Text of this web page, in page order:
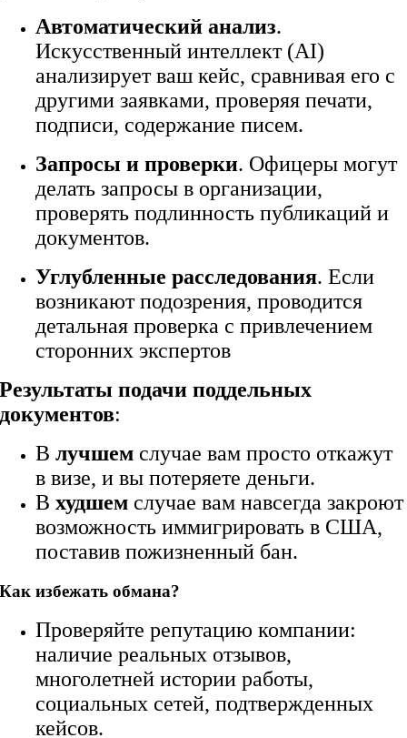
Автоматический анализ.
Искусственный интеллект (AI)
анализирует ваш кейс, сравнивая его с
другими заявками, проверяя печати,
подписи, содержание писем.
Запросы и проверки. Офицеры могут
делать запросы в организации,
проверять подлинность публикаций и
документов.
Углубленные расследования. Если
возникают подозрения, проводится
детальная проверка с привлечением
сторонних экспертов
Результаты подачи поддельных
документов:
Влучшем случае вам просто откажут
в визе, и вы потеряете деньги.
Вхудшем случае вам навсегда закроют
возможность иммигрировать в США,
поставив пожизненный бан.
Как избежать обмана?
Проверяйте репутацию компании:
наличие реальных отзывов,
многолетней истории работы,
социальных сетей, подтвержденных
кейсов.